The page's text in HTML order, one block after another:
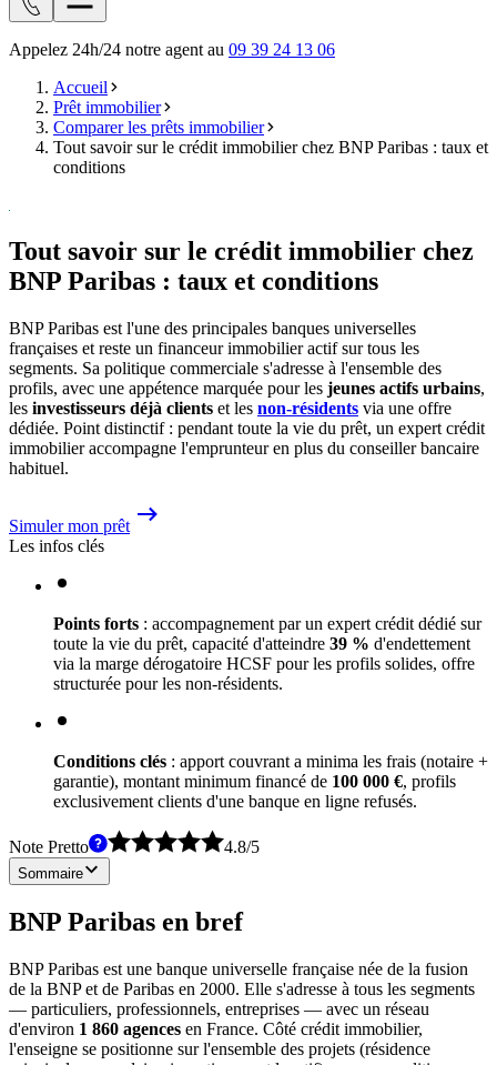
Appelez 24h/24 notre agent au 09 39 24 13 06
Accueil
Prêt immobilier
Comparer les prêts immobilier
Tout savoir sur le crédit immobilier chez BNP Paribas : taux et
conditions
Tout savoir sur le crédit immobilier chez
BNP Paribas : taux et conditions
BNP Paribas est l'une des principales banques universelles
françaises et reste un financeur immobilier actif sur tous les
segments. Sa politique commerciale s'adresse à l'ensemble des
profils, avec une appétence marquée pour les jeunes actifs urbains,
les investisseurs déjà clients et les non-résidents via une offre
dédiée. Point distinctif : pendant toute la vie du prêt, un expert crédit
immobilier accompagne l'emprunteur en plus du conseiller bancaire
habituel.
Simuler mon prêt
Les infos clés
Points forts : accompagnement par un expert crédit dédié sur
toute la vie du prêt, capacité d'atteindre 39 % d'endettement
via la marge dérogatoire HCSF pour les profils solides, offre
structurée pour les non-résidents.
Conditions clés : apport couvrant a minima les frais (notaire +
garantie), montant minimum financé de 100 000 €, profils
exclusivement clients d'une banque en ligne refusés.
Note Pretto 4.8/5
Sommaire
BNP Paribas en bref
BNP Paribas est une banque universelle française née de la fusion
de la BNP et de Paribas en 2000. Elle s'adresse à tous les segments
— particuliers, professionnels, entreprises — avec un réseau
d'environ 1 860 agences en France. Côté crédit immobilier,
l'enseigne se positionne sur l'ensemble des projets (résidence